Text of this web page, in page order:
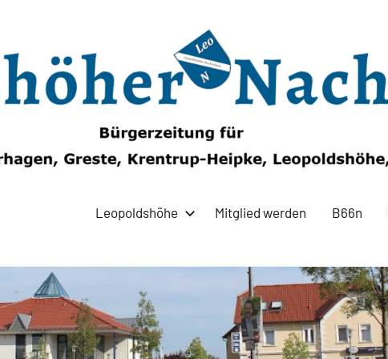
Leopoldshöhe Mitglied werden B66n